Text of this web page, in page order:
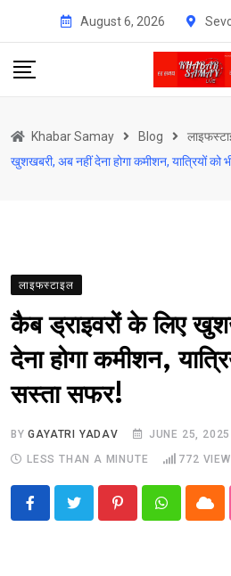
content
August 6, 2026
Khabar Samay Blog
खुशखबरी, अब नहीं देना होगा कमीशन, यात्रियों को
लाइफस्टाइल
कैब ड्राइवरों के लिए
देना होगा कमीशन,
सस्ता सफर!
BYGAYATRI YADAV JUNE 25, 2025
LESS THAN A MINUTE
772
PinterestWhatsappCloud